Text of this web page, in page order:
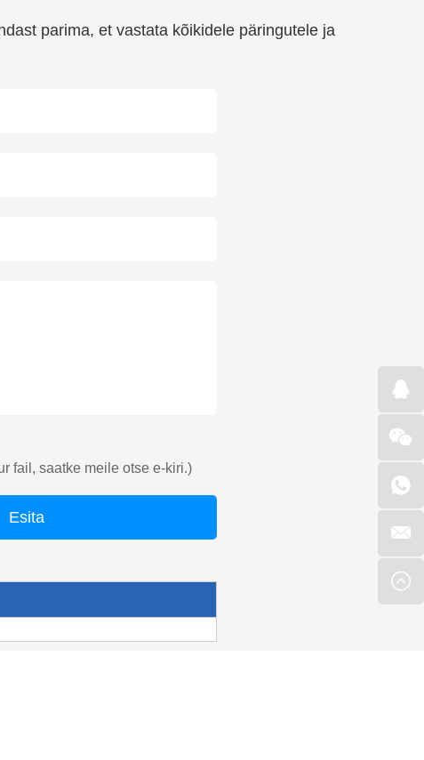
parima, et vastata kõikidele päringutele ja
fail, saatke meile otse e-kiri.)